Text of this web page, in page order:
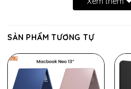
Tiện ích: Khe thoáng khí tản nhiệt,
trượt ổn định thân máy.
SẢN PHẨM TƯƠNG TỰ